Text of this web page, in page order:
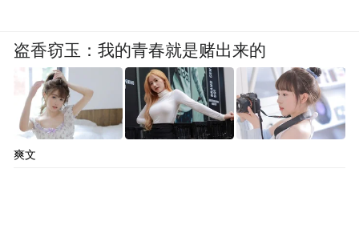
盗香窃玉：我的青春就是赌出来的
爽文